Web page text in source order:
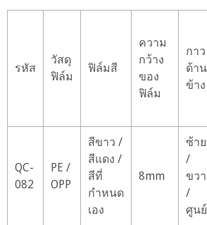
รหัส
วัสดุ
ฟิล์ม
ฟิล์มสี
ความ
กว้าง
ของ
ฟิล์ม
กาว
ด้าน
ข้าง
QC-
082
PE /
OPP
สีขาว /
สีแดง /
สีที่
กำหนด
เอง
8mm
ซ้าย
/
ขวา
/
ศูนย์